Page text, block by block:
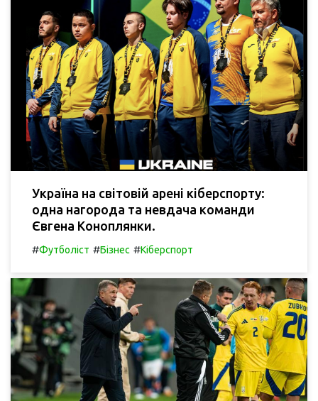
Україна на світовій арені кіберспорту:
одна нагорода та невдача команди
Євгена Коноплянки.
#Футболіст #Бізнес #Кіберспорт